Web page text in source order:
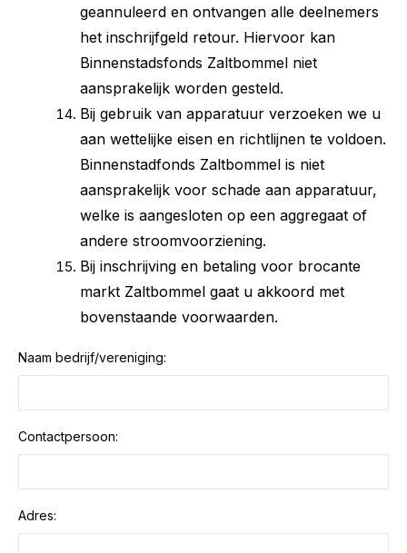
geannuleerd en ontvangen alle deelnemers
het inschrijfgeld retour. Hiervoor kan
Binnenstadsfonds Zaltbommel niet
aansprakelijk worden gesteld.
Bij gebruik van apparatuur verzoeken we u
aan wettelijke eisen en richtlijnen te voldoen.
Binnenstadfonds Zaltbommel is niet
aansprakelijk voor schade aan apparatuur,
welke is aangesloten op een aggregaat of
andere stroomvoorziening.
Bij inschrijving en betaling voor brocante
markt Zaltbommel gaat u akkoord met
bovenstaande voorwaarden.
Naam bedrijf/vereniging:
Contactpersoon:
Adres: